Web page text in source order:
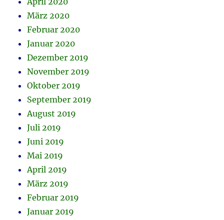
März 2020
Februar 2020
Januar 2020
Dezember 2019
November 2019
Oktober 2019
September 2019
August 2019
Juli 2019
Juni 2019
Mai 2019
April 2019
März 2019
Februar 2019
Januar 2019